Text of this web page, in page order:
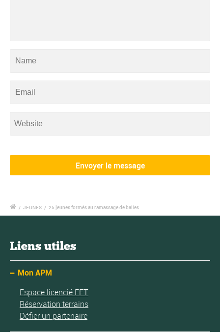
/ JEUNES / 25 jeunes formés au ramassage de balles
Liens utiles
Mon APM
Espace licencié FFT
Réservation terrains
Défier un partenaire